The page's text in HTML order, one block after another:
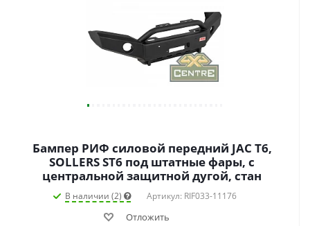
Бампер РИФ силовой передний JAC T6,
SOLLERS ST6 под штатные фары, с
центральной защитной дугой, стан
В наличии (2) Артикул: RIF033-11176
Отложить